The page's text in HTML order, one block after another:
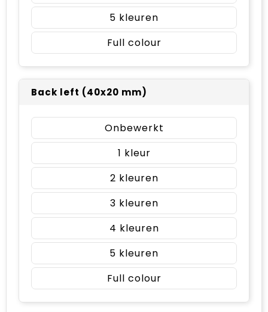
5
Full colour
Back left (40x20 mm)
Onbewerkt
1
2
3
4
5
Full colour